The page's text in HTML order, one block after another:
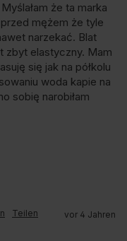
że ta marka
mężem że tyle
narzekać. Blat
zbyt elastyczny. Mam
się jak na półkolu
woda kapie na
sobię narobiłam
Teilen vor 4 Jahren